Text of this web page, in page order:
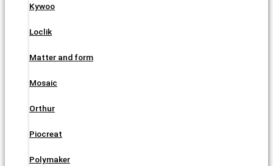
Kywoo
Loclik
Matter and form
Mosaic
Orthur
Piocreat
Polymaker